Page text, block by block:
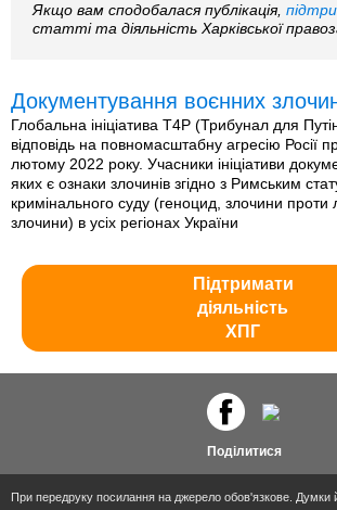
Якщо вам сподобалася публікація,
статті та діяльність Харківської
Документування воєнних
Глобальна ініціатива T4P (Трибунал для
відповідь на повномасштабну агресію Росії
лютому 2022 року. Учасники ініціативи
яких є ознаки злочинів згідно з Римським
кримінального суду (геноцид, злочини проти
злочини) в усіх регіонах України
Підтримати
діяльність
ХПГ
Поділитися
При передруку посилання на джерело обов'язкове. Думки